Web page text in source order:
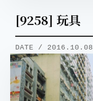
[9258] 玩具
DATE / 2016.10.08